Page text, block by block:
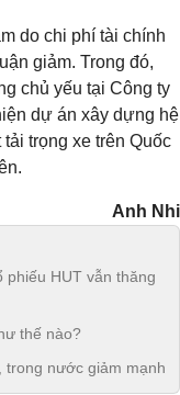
do chi phí tài chính
giảm. Trong đó,
chủ yếu tại Công ty
dự án xây dựng hệ
trọng xe trên Quốc
Anh Nhi
phiếu HUT vẫn thăng
thế nào?
trong nước giảm mạnh